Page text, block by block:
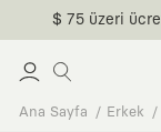
$ 75 üzeri
Ana Sayfa Erkek